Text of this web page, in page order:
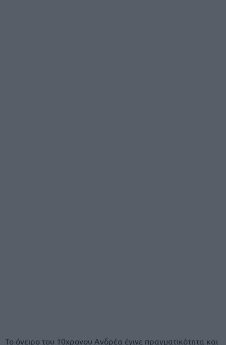
Το όνειρο του 10χρονου Ανδρέα έγινε πραγματικότητα και